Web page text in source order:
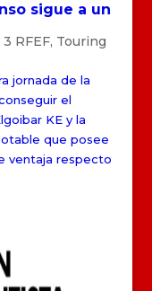
sigue a un
3 RFEF, Touring
jornada de la
el
KE y la
que posee
ventaja respecto